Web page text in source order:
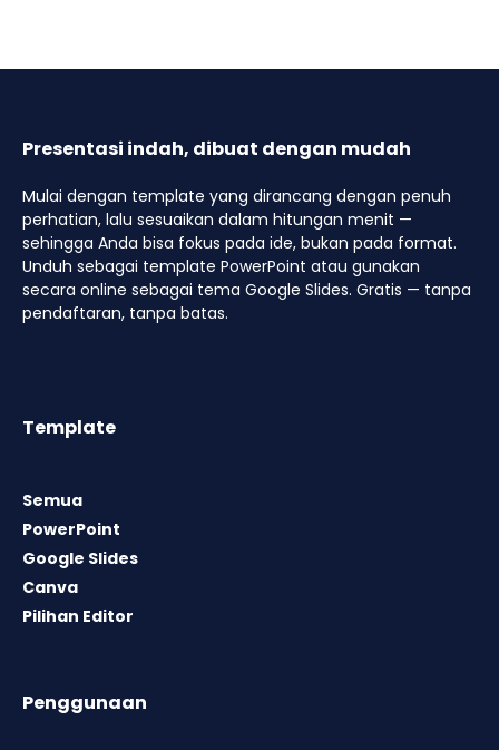
Presentasi indah, dibuat dengan mudah
Mulai dengan template yang dirancang dengan penuh
perhatian, lalu sesuaikan dalam hitungan menit —
sehingga Anda bisa fokus pada ide, bukan pada format.
Unduh sebagai template PowerPoint atau gunakan
secara online sebagai tema Google Slides. Gratis — tanpa
pendaftaran, tanpa batas.
Template
Semua
PowerPoint
Google Slides
Canva
Pilihan Editor
Penggunaan